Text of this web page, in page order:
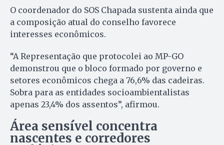
O coordenador do SOS Chapada sustenta ainda que
a composição atual do conselho favorece
interesses econômicos.
“A Representação que protocolei ao MP-GO
demonstrou que o bloco formado por governo e
setores econômicos chega a 76,6% das cadeiras.
Sobra para as entidades socioambientalistas
apenas 23,4% dos assentos”, afirmou.
Área sensível concentra
nascentes e corredores